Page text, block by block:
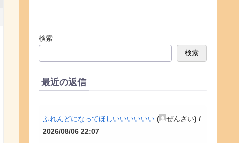
検索
検索
最近の返信
ふれんどになってほしいいいいいい ( ぜんざい) /
2026/08/06 22:07